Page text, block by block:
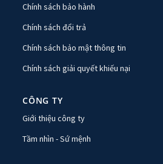
Chính sách bảo hành
Chính sách đổi trả
Chính sách bảo mật thông tin
Chính sách giải quyết khiếu nại
CÔNG TY
Giới thiệu công ty
Tầm nhìn - Sứ mệnh